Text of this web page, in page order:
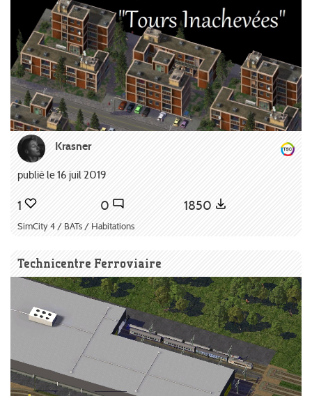
Krasner
publié le 16 juil 2019
1 0 1850
SimCity 4 / BATs / Habitations
Technicentre Ferroviaire